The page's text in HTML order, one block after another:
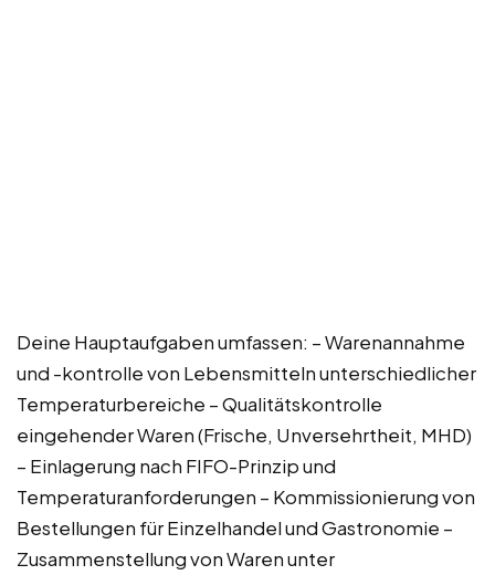
Deine Hauptaufgaben umfassen: – Warenannahme
und -kontrolle von Lebensmitteln unterschiedlicher
Temperaturbereiche – Qualitätskontrolle
eingehender Waren (Frische, Unversehrtheit, MHD)
– Einlagerung nach FIFO-Prinzip und
Temperaturanforderungen – Kommissionierung von
Bestellungen für Einzelhandel und Gastronomie –
Zusammenstellung von Waren unter